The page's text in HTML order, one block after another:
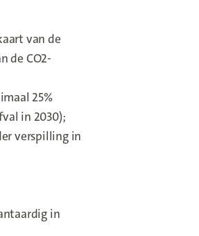
van de
de CO2-
25%
in 2030);
verspilling in
in